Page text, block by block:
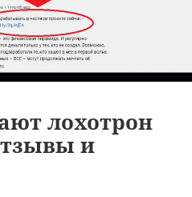
лохотрон
и